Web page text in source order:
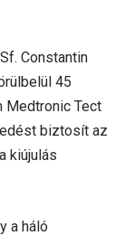
Constantin
45
Medtronic Tect
biztosít az
kiújulás
a háló